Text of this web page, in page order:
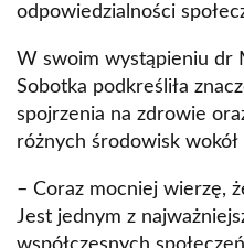
odpowiedzialności
W swoim wystąpieniu dr
Sobotka podkreśliła
spojrzenia na zdrowie
różnych środowisk
– Coraz mocniej wierzę,
Jest jednym z